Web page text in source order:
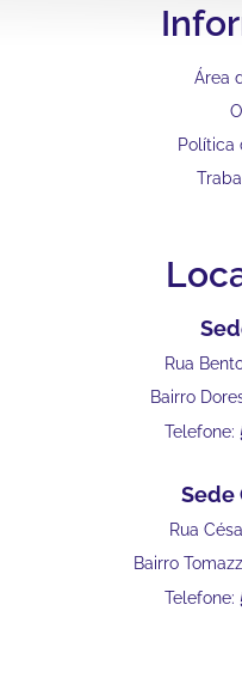
Área
Política
Rua
Bairro
Telefone:
Sede
Rua
Bairro
Telefone: